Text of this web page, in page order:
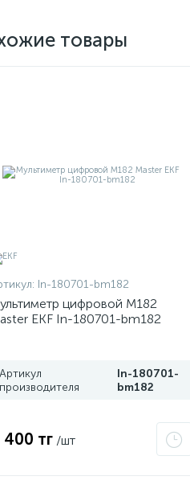
товары
In-180701-bm182
цифровой M182
EKF In-180701-bm182
Артикул
производителя
In-180701-
bm182
400 тг /шт